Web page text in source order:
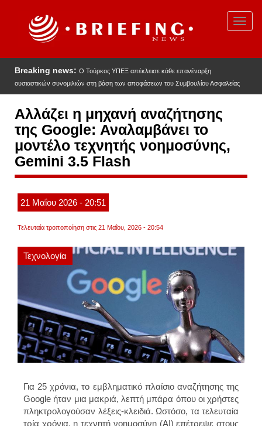
Breaking news: Ο Τούρκος ΥΠΕΞ απέκλεισε κάθε επανέναρξη
ουσιαστικών συνομιλιών στη βάση των αποφάσεων του Συμβουλίου Ασφαλείας
Αλλάζει η μηχανή αναζήτησης
της Google: Αναλαμβάνει το
μοντέλο τεχνητής νοημοσύνης,
Gemini 3.5 Flash
21 Μαΐου 2026 - 20:51
Τελευταία τροποποίηση στις 21 Μαΐου, 2026 - 20:54
Τεχνολογία
Για 25 χρόνια, το εμβληματικό πλαίσιο αναζήτησης της
Google ήταν μια μακριά, λεπτή μπάρα όπου οι χρήστες
πληκτρολογούσαν λέξεις-κλειδιά. Ωστόσο, τα τελευταία
τρία χρόνια, η τεχνητή νοημοσύνη (AI) επέτρεψε στους